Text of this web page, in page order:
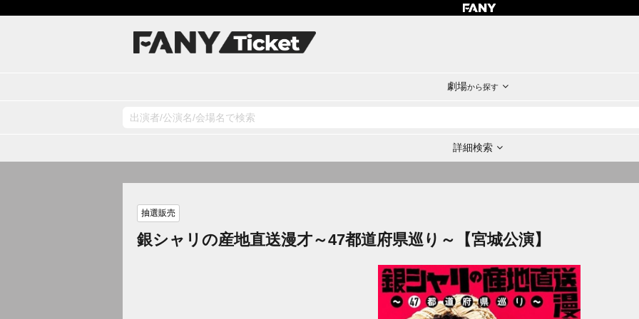
劇場から探す
詳細検索
抽選販売
銀シャリの産地直送漫才～47都道府県巡り～【宮城公演】